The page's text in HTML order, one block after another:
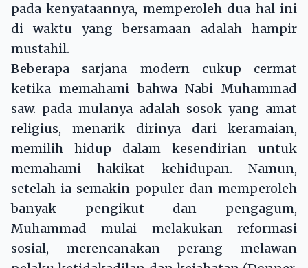
pada kenyataannya, memperoleh dua hal ini
di waktu yang bersamaan adalah hampir
mustahil.
Beberapa sarjana modern cukup cermat
ketika memahami bahwa Nabi Muhammad
saw. pada mulanya adalah sosok yang amat
religius, menarik dirinya dari keramaian,
memilih hidup dalam kesendirian untuk
memahami hakikat kehidupan. Namun,
setelah ia semakin populer dan memperoleh
banyak pengikut dan pengagum,
Muhammad mulai melakukan reformasi
sosial, merencanakan perang melawan